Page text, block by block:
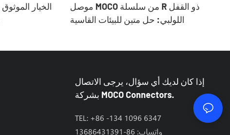
موصل MOCO من سلسلة R ذو القفل
اللولبي: حل متين للبيئات القاسية
إذا كان لديك أي سؤال، يرجى الاتصال
بشركة MOCO Connectors.
TEL: +86 -134 1096 6347
واتساب: 86-13686431391